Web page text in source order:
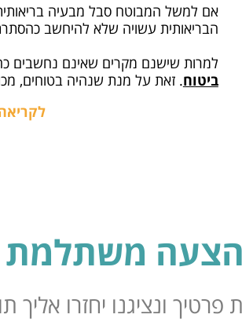
אם למשל המבוטח סבל מבעיה
הבריאותית עשויה שלא להיחשב
למרות שישנם מקרים שאינם נחשבים
ביטוח. זאת על מנת שנהיה בטוחים,
משתלמת
ונציגנו יחזרו אליך תוך 24